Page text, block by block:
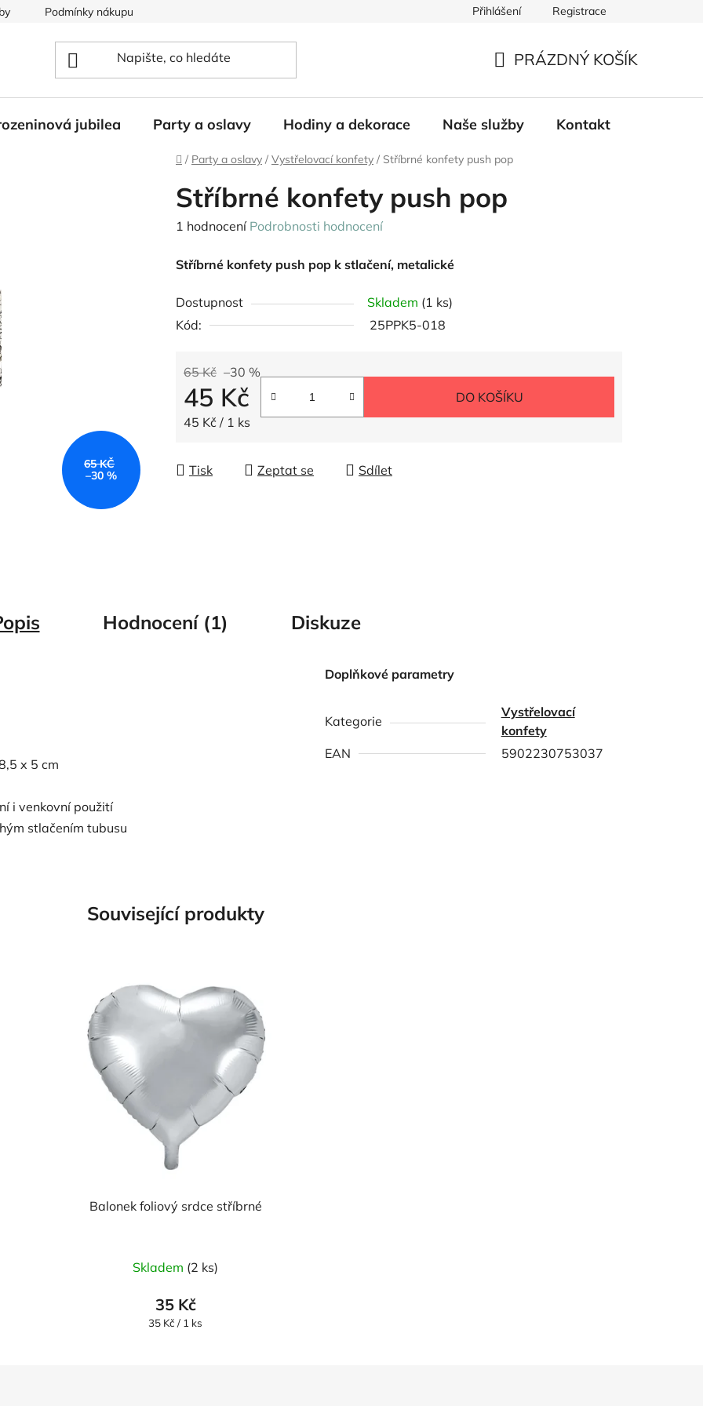
Podmínky nákupu Přihlášení Registrace
KOŠÍK
PRÁZDNÝ KOŠÍK
jubilea Party a oslavy Hodiny a dekorace Naše služby Kontakt
Domů
/ Party a oslavy / Vystřelovací konfety / Stříbrné konfety push pop
Stříbrné konfety push pop
Průměrné
produktu
5,0
z
hvězdiček.
1 hodnocení Podrobnosti hodnocení
Stříbrné konfety push pop k stlačení, metalické
Dostupnost Skladem (1 ks)
Kód:
25PPK5-018
65 Kč –30 %
45 Kč
Měrná cena:
45 Kč / 1 ks
DO KOŠÍKU
Tisk Zeptat se Sdílet
65 KČ
–30 %
Hodnocení (1) Diskuze
x 5 cm
i venkovní použití
stlačením tubusu
Doplňkové parametry
Kategorie
Vystřelovací
konfety
EAN
5902230753037
Související produkty
Balonek foliový srdce stříbrné
Skladem (2 ks)
35 Kč
Měrná
35 Kč / 1 ks